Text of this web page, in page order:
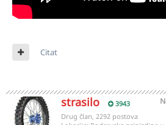
Citat
strasilo 3943
Drug član, 2292 postova